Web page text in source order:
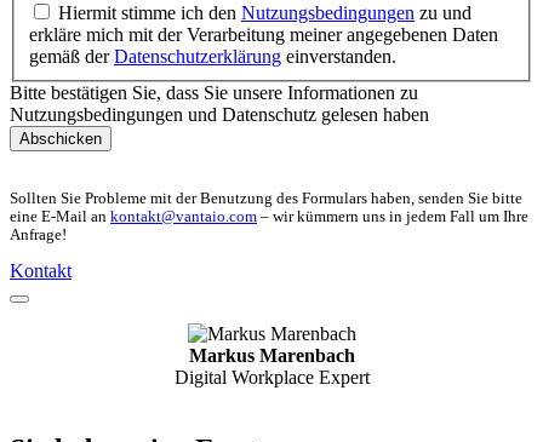
Hiermit stimme ich den Nutzungsbedingungen zu und
erkläre mich mit der Verarbeitung meiner angegebenen Daten
gemäß derDatenschutzerklärung einverstanden.
Bitte bestätigen Sie, dass Sie unsere Informationen zu
Nutzungsbedingungen und Datenschutz gelesen haben
Abschicken
Sollten Sie Probleme mit der Benutzung des Formulars haben, senden Sie bitte
eine E-Mail an kontakt@vantaio.com – wir kümmern uns in jedem Fall um Ihre
Anfrage!
Kontakt
Markus Marenbach
Digital Workplace Expert